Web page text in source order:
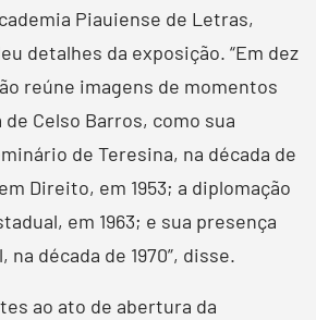
Piauiense de Letras,
detalhes da exposição. “Em dez
reúne imagens de momentos
Celso Barros, como sua
de Teresina, na década de
Direito, em 1953; a diplomação
em 1963; e sua presença
na década de 1970”, disse.
ao ato de abertura da